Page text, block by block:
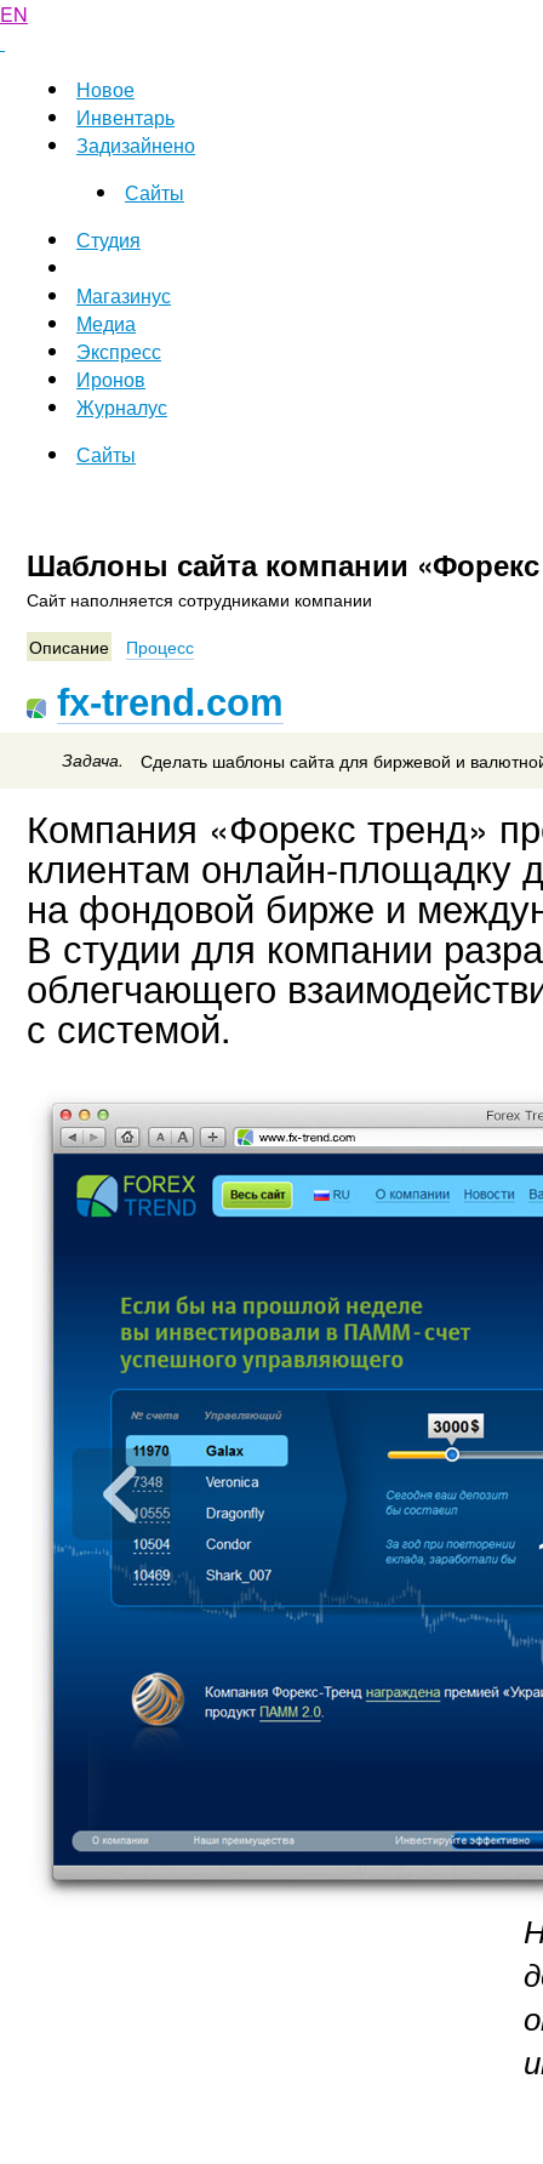
EN
Новое
Инвентарь
Задизайнено
Сайты
Студия
Магазинус
Медиа
Экспресс
Иронов
Журналус
Сайты
Шаблоны сайта компании
Сайт наполняется сотрудниками компании
Описание
Процесс
fx-trend.com
Задача. Сделать шаблоны сайта для биржевой и
Компания «Форекс тренд»
клиентам онлайн-площадку
на фондовой бирже и
В студии для компании
облегчающего
с системой.